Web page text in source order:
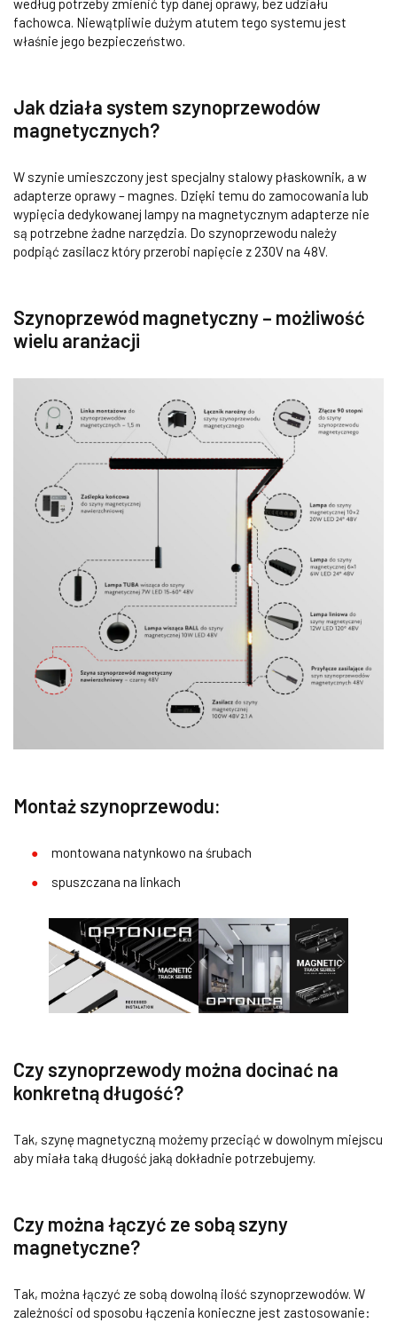
według potrzeby zmienić typ danej oprawy, bez udziału
fachowca. Niewątpliwie dużym atutem tego systemu jest
właśnie jego bezpieczeństwo.
Jak działa system szynoprzewodów
magnetycznych?
W szynie umieszczony jest specjalny stalowy płaskownik, a w
adapterze oprawy – magnes. Dzięki temu do zamocowania lub
wypięcia dedykowanej lampy na magnetycznym adapterze nie
są potrzebne żadne narzędzia. Do szynoprzewodu należy
podpiąć zasilacz który przerobi napięcie z 230V na 48V.
Szynoprzewód magnetyczny – możliwość
wielu aranżacji
Montaż szynoprzewodu:
montowana natynkowo na śrubach
spuszczana na linkach
Czy szynoprzewody można docinać na
konkretną długość?
Tak, szynę magnetyczną możemy przeciąć w dowolnym miejscu
aby miała taką długość jaką dokładnie potrzebujemy.
Czy można łączyć ze sobą szyny
magnetyczne?
Tak, można łączyć ze sobą dowolną ilość szynoprzewodów. W
zależności od sposobu łączenia konieczne jest zastosowanie: